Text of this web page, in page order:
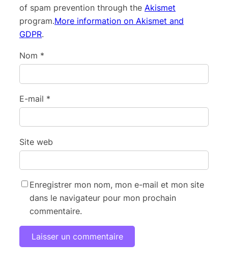
of spam prevention through the Akismet
program.More information on Akismet and
GDPR.
Nom *
E-mail *
Site web
Enregistrer mon nom, mon e-mail et mon site
dans le navigateur pour mon prochain
commentaire.